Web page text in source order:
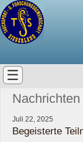
☰
Nachrichten
Juli 22, 2025
Begeisterte